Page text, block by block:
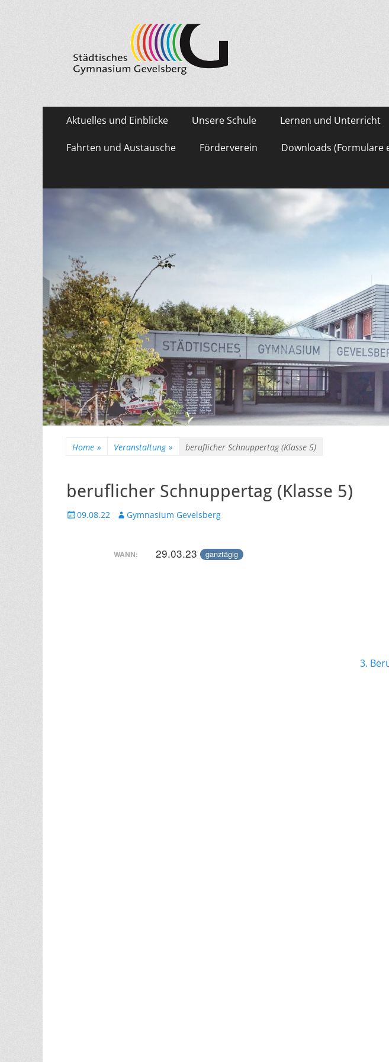
Städtisches Gymnasium
Primäres
Zum
Inhalt
springen
Aktuelles und Einblicke Unsere Schule Lernen und Unterricht
Fahrten und Austausche Förderverein Downloads (Formulare
Home » Veranstaltung » beruflicher Schnuppertag (Klasse 5)
beruflicher Schnuppertag (Klasse 5)
Veröffentlicht
09.08.22 AutorGymnasium Gevelsberg
WANN: 29.03.23 ganztägig
3.